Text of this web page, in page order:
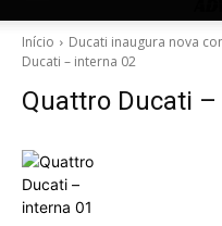
Início Ducati inaugura nova
Ducati – interna 02
Quattro Ducati